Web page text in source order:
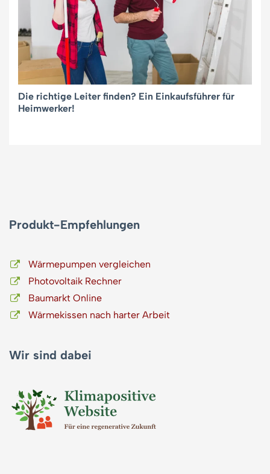
Die richtige Leiter finden? Ein Einkaufsführer für
Heimwerker!
Produkt-Empfehlungen
Wärmepumpen vergleichen
Photovoltaik Rechner
Baumarkt Online
Wärmekissen nach harter Arbeit
Wir sind dabei